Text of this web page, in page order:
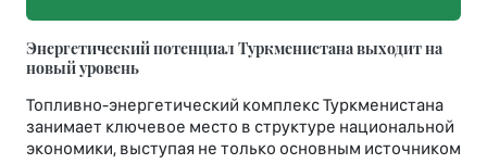
Энергетический потенциал Туркменистана выходит на
новый уровень
Топливно-энергетический комплекс Туркменистана
занимает ключевое место в структуре национальной
экономики, выступая не только основным источником